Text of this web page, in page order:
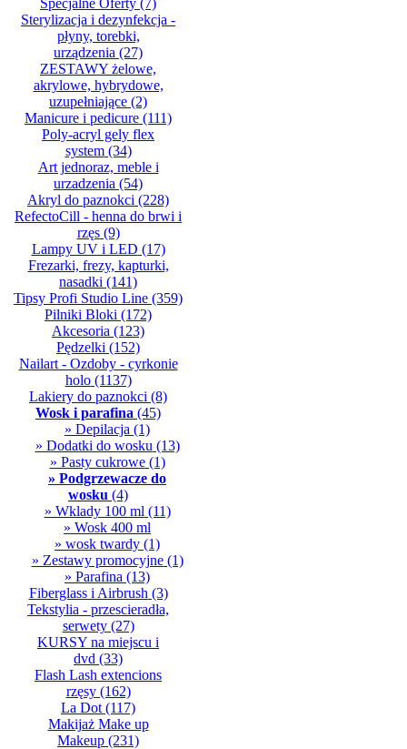
Specjalne Oferty (7)
Sterylizacja i dezynfekcja -
płyny, torebki,
urządzenia (27)
ZESTAWY żelowe,
akrylowe, hybrydowe,
uzupełniające (2)
Manicure i pedicure (111)
Poly-acryl gely flex
system(34)
Art jednoraz, meble i
urzadzenia (54)
Akryl do paznokci (228)
RefectoCill - henna do brwi i
rzęs(9)
Lampy UV i LED (17)
Frezarki, frezy, kapturki,
nasadki (141)
Tipsy Profi Studio Line (359)
Pilniki Bloki (172)
Akcesoria (123)
Pędzelki (152)
Nailart - Ozdoby - cyrkonie
holo(1137)
Lakiery do paznokci (8)
Wosk i parafina (45)
» Depilacja (1)
» Dodatki do wosku (13)
» Pasty cukrowe(1)
» Podgrzewacze do
wosku (4)
» Wklady 100 ml (11)
» Wosk 400 ml
» wosk twardy (1)
» Zestawy promocyjne(1)
» Parafina (13)
Fiberglass i Airbrush (3)
Tekstylia - przescieradła,
serwety(27)
KURSY na miejscu i
dvd (33)
Flash Lash extencions
rzęsy(162)
La Dot (117)
Makijaż Make up
Makeup (231)